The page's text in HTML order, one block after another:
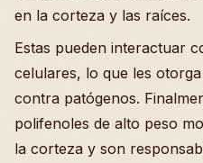
en la corteza y las raíces.
Estas pueden interactuar
celulares, lo que les
contra patógenos.
polifenoles de alto peso
la corteza y son